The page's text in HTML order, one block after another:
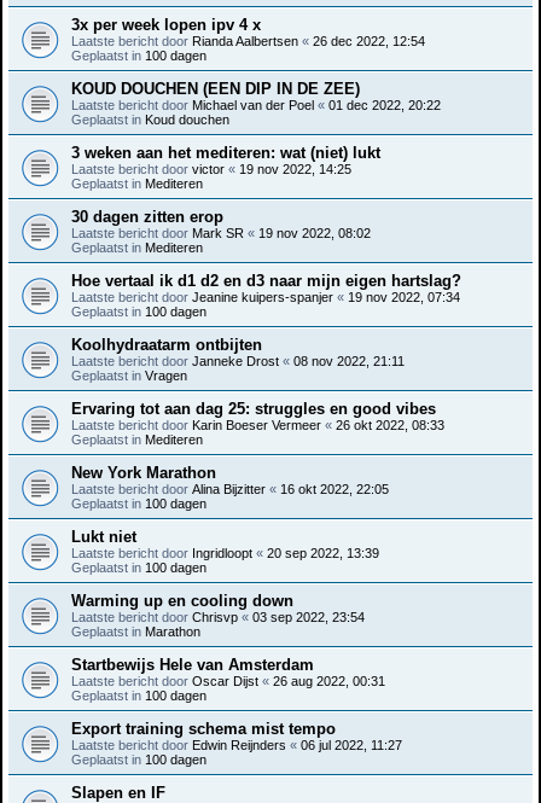
3x per week lopen ipv 4 x
Laatste bericht door Rianda Aalbertsen « 26 dec 2022, 12:54
Geplaatst in 100 dagen
KOUD DOUCHEN (EEN DIP IN DE ZEE)
Laatste bericht door Michael van der Poel « 01 dec 2022, 20:22
Geplaatst in Koud douchen
3 weken aan het mediteren: wat (niet) lukt
Laatste bericht door victor « 19 nov 2022, 14:25
Geplaatst in Mediteren
30 dagen zitten erop
Laatste bericht door Mark SR « 19 nov 2022, 08:02
Geplaatst in Mediteren
Hoe vertaal ik d1 d2 en d3 naar mijn eigen hartslag?
Laatste bericht door Jeanine kuipers-spanjer « 19 nov 2022, 07:34
Geplaatst in 100 dagen
Koolhydraatarm ontbijten
Laatste bericht door Janneke Drost « 08 nov 2022, 21:11
Geplaatst in Vragen
Ervaring tot aan dag 25: struggles en good vibes
Laatste bericht door Karin Boeser Vermeer « 26 okt 2022, 08:33
Geplaatst in Mediteren
New York Marathon
Laatste bericht door Alina Bijzitter « 16 okt 2022, 22:05
Geplaatst in 100 dagen
Lukt niet
Laatste bericht door Ingridloopt « 20 sep 2022, 13:39
Geplaatst in 100 dagen
Warming up en cooling down
Laatste bericht door Chrisvp « 03 sep 2022, 23:54
Geplaatst in Marathon
Startbewijs Hele van Amsterdam
Laatste bericht door Oscar Dijst « 26 aug 2022, 00:31
Geplaatst in 100 dagen
Export training schema mist tempo
Laatste bericht door Edwin Reijnders « 06 jul 2022, 11:27
Geplaatst in 100 dagen
Slapen en IF